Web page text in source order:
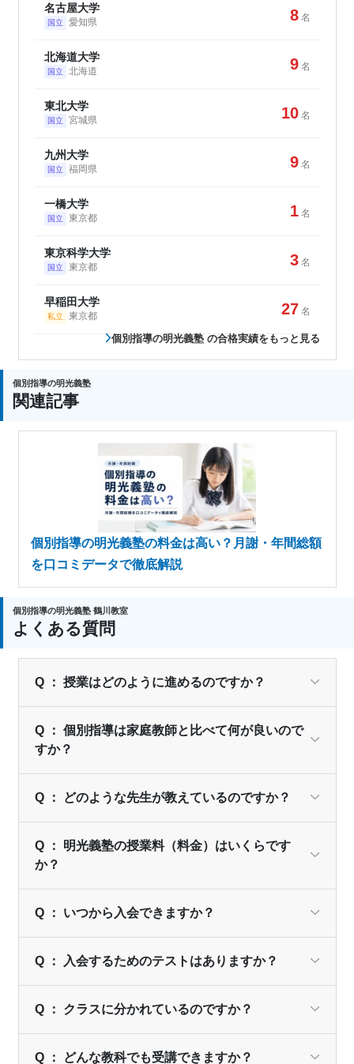
名古屋大学
国立 愛知県 8 名
北海道大学
国立 北海道 9 名
東北大学
国立 宮城県 10 名
九州大学
国立 福岡県 9 名
一橋大学
国立 東京都 1 名
東京科学大学
国立 東京都 3 名
早稲田大学
私立 東京都 27 名
個別指導の明光義塾 の合格実績をもっと見る
個別指導の明光義塾
関連記事
個別指導の明光義塾の料金は高い？月謝・年間総額
を口コミデータで徹底解説
個別指導の明光義塾 鶴川教室
よくある質問
Q ： 授業はどのように進めるのですか？
Q ： 個別指導は家庭教師と比べて何が良いので
すか？
Q ： どのような先生が教えているのですか？
Q ： 明光義塾の授業料（料金）はいくらです
か？
Q ： いつから入会できますか？
Q ： 入会するためのテストはありますか？
Q ： クラスに分かれているのですか？
Q ： どんな教科でも受講できますか？